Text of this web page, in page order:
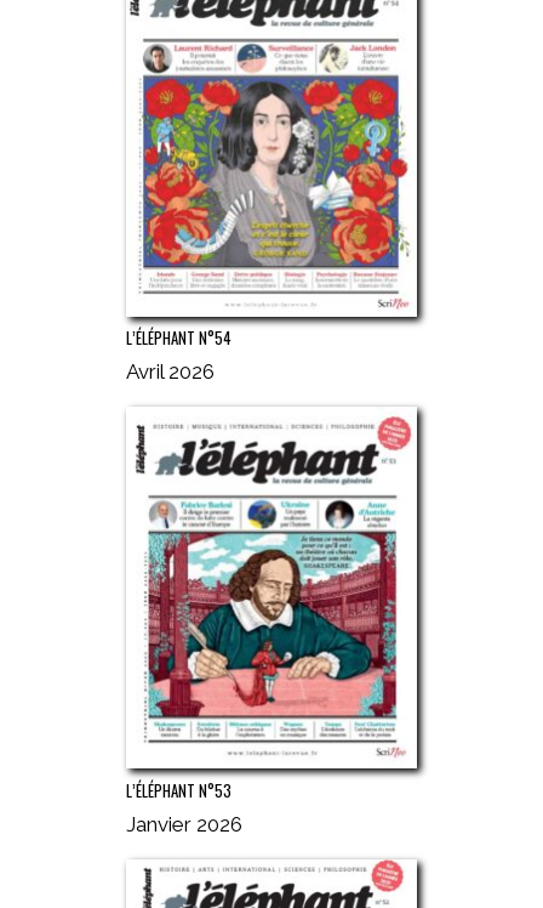
L’ÉLÉPHANT N°54
Avril 2026
L’ÉLÉPHANT N°53
Janvier 2026